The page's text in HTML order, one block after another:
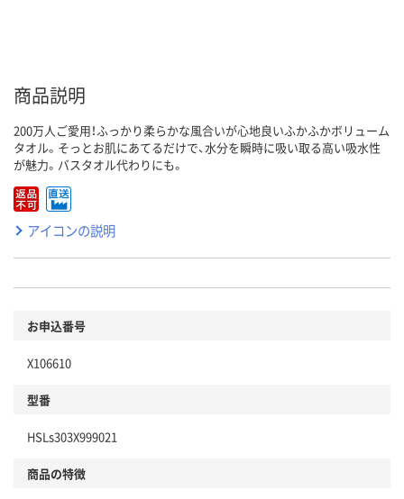
商品説明
200万人ご愛用！ふっかり柔らかな風合いが心地良いふかふかボリューム
タオル。そっとお肌にあてるだけで、水分を瞬時に吸い取る高い吸水性
が魅力。バスタオル代わりにも。
アイコンの説明
お申込番号
X106610
型番
HSLs303X999021
商品の特徴